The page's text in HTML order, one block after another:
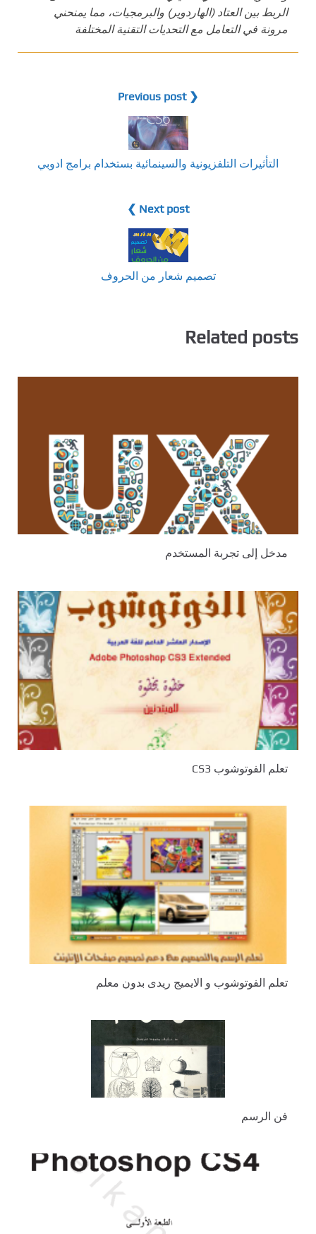
الربط بين العتاد (الهاردوير) والبرمجيات، مما يمنحني
مرونة في التعامل مع التحديات التقنية المختلفة
❮ Previous post
التأثيرات التلفزيونية والسينمائية بستخدام برامج ادوبي
Next post ❯
تصميم شعار من الحروف
Related posts
مدخل إلى تجربة المستخدم
تعلم الفوتوشوب CS3
تعلم الفوتوشوب و الايميج ريدى بدون معلم
فن الرسم